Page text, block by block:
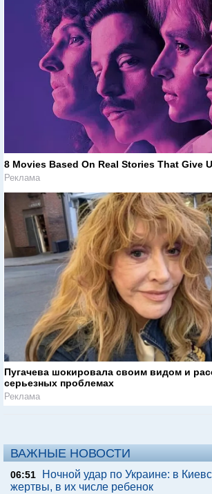
8 Movies Based On Real Stories That Give
Реклама
Пугачева шокировала своим видом и
серьезных проблемах
Реклама
ВАЖНЫЕ НОВОСТИ
06:51
Ночной удар по Украине: в
жертвы, в их числе ребенок